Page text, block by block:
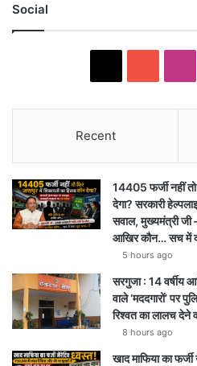
Social
Recent
14405 फर्जी नहीं
देगा? सरकारी
सवाल, मुख्यमंत्री जी
आखिर कौन… सच में
5 hours ago
सरगुजा : 14 वर्षीय
वाले ‘मददगारों’ पर
रिश्वत का लालच देने
8 hours ago
खाद माफिया का